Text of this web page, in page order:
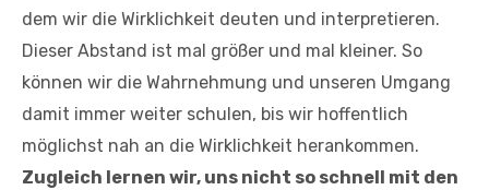
dem wir die Wirklichkeit deuten und interpretieren.
Dieser Abstand ist mal größer und mal kleiner. So
können wir die Wahrnehmung und unseren Umgang
damit immer weiter schulen, bis wir hoffentlich
möglichst nah an die Wirklichkeit herankommen.
Zugleich lernen wir, uns nicht so schnell mit den